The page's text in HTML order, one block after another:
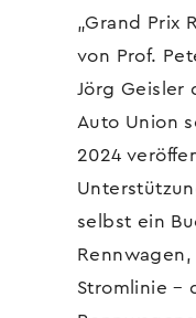
„Grand Prix
von Prof.
Jörg Geisler
Auto Union
2024
selbst ein
Stromlinie –